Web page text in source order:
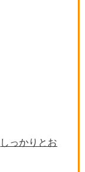
しっかりとお